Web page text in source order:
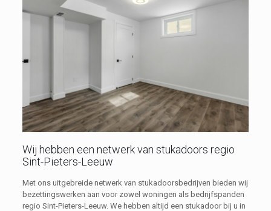
Wij hebben een netwerk van stukadoors regio
Sint-Pieters-Leeuw
Met ons uitgebreide netwerk van stukadoorsbedrijven bieden wij
bezettingswerken aan voor zowel woningen als bedrijfspanden
regio Sint-Pieters-Leeuw. We hebben altijd een stukadoor bij u in